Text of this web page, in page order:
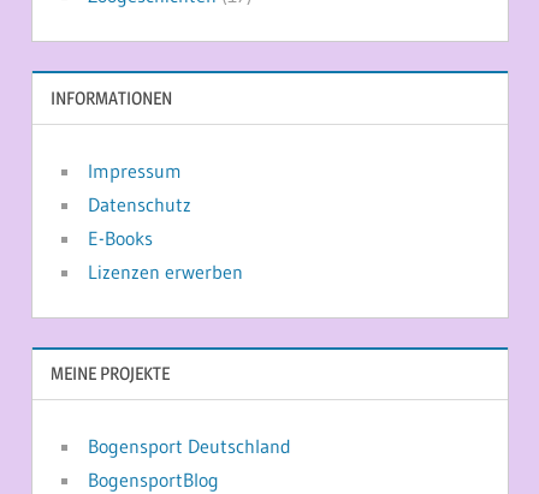
INFORMATIONEN
Impressum
Datenschutz
E-Books
Lizenzen erwerben
MEINE PROJEKTE
Bogensport Deutschland
BogensportBlog